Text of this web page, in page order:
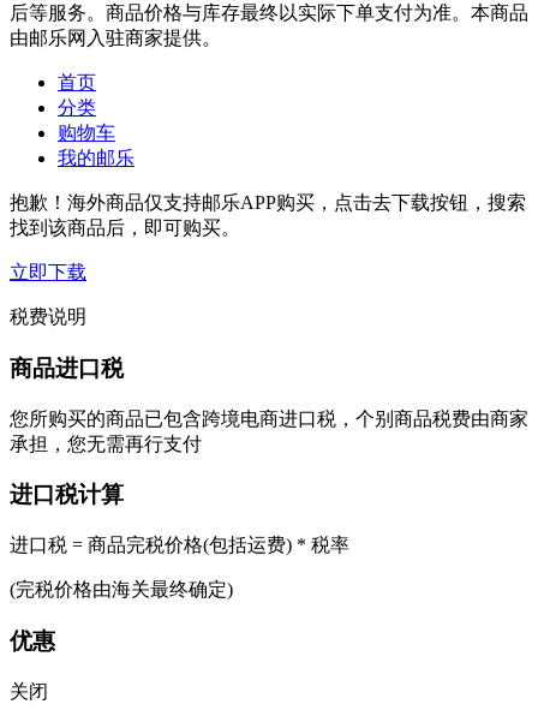
后等服务。商品价格与库存最终以实际下单支付为准。本商品
由邮乐网入驻商家提供。
首页
分类
购物车
我的邮乐
抱歉！海外商品仅支持邮乐APP购买，点击去下载按钮，搜索
找到该商品后，即可购买。
立即下载
税费说明
商品进口税
您所购买的商品已包含跨境电商进口税，个别商品税费由商家
承担，您无需再行支付
进口税计算
进口税 = 商品完税价格(包括运费) * 税率
(完税价格由海关最终确定)
优惠
关闭